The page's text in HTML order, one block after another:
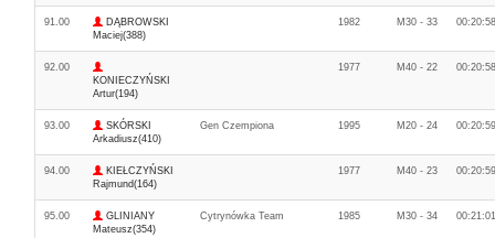
91.00
DĄBROWSKI
Maciej(388)
1982 M30 - 33 00:20:58
92.00
KONIECZYŃSKI
Artur(194)
1977 M40 - 22 00:20:58
93.00
SKÓRSKI
Arkadiusz(410)
Gen Czempiona 1995 M20 - 24 00:20:59
94.00
KIEŁCZYŃSKI
Rajmund(164)
1977 M40 - 23 00:20:59
95.00
GLINIANY
Mateusz(354)
Cytrynówka Team 1985 M30 - 34 00:21:01